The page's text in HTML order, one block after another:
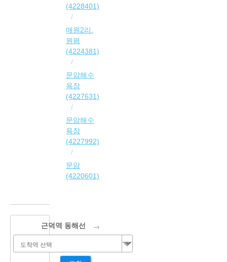
(4228401)
매원2리.
원평
(4224381)
문암해수
욕장
(4227631)
문암해수
욕장
(4227992)
문암
(4220601)
근덕역 동해선 →